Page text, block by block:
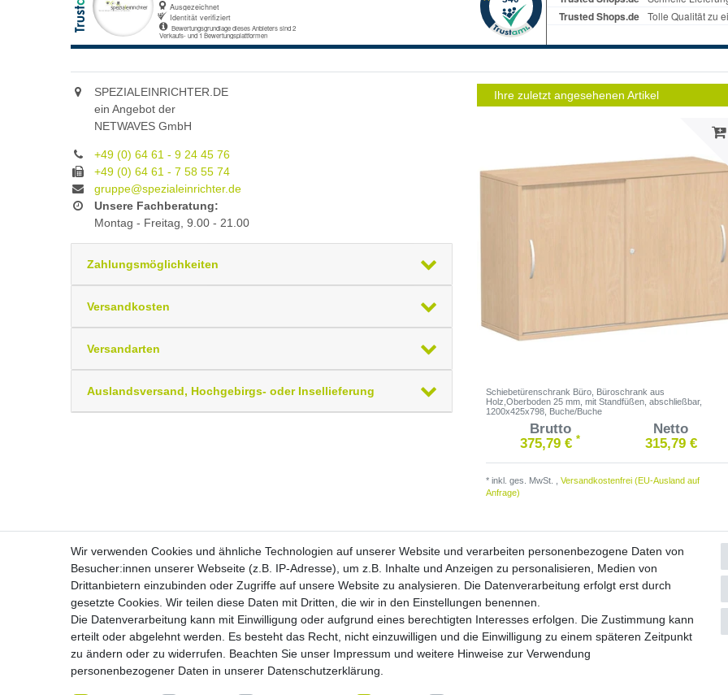
SPEZIALEINRICHTER.DE
ein Angebot der
NETWAVES GmbH
+49 (0) 64 61 - 9 24 45 76
+49 (0) 64 61 - 7 58 55 74
gruppe@spezialeinrichter.de
Unsere Fachberatung:
Montag - Freitag, 9.00 - 21.00
Zahlungsmöglichkeiten
Versandkosten
Versandarten
Auslandsversand, Hochgebirgs- oder Insellieferung
Ihre zuletzt angesehenen Artikel
Schiebetürenschrank Büro, Büroschrank aus
Holz,Oberboden 25 mm, mit Standfüßen, abschließbar,
1200x425x798, Buche/Buche
Brutto
Netto
375,79 €* 315,79 €
*inkl. ges. MwSt. ,Versandkostenfrei (EU-Ausland auf
Anfrage)
Widerrufs­recht Widerrufs­formular Impressum Daten­schutz­erklärung
© Copyright 2026 by NETWAVES GmbH | Alle Rechte vorbehalten.
Wir verwenden Cookies und ähnliche Technologien auf unserer Website und verarbeiten personenbezogene Daten von
Besucher:innen unserer Webseite (z.B. IP-Adresse), um z.B. Inhalte und Anzeigen zu personalisieren, Medien von
Drittanbietern einzubinden oder Zugriffe auf unsere Website zu analysieren. Die Datenverarbeitung erfolgt erst durch
gesetzte Cookies. Wir teilen diese Daten mit Dritten, die wir in den Einstellungen benennen.
Die Datenverarbeitung kann mit Einwilligung oder aufgrund eines berechtigten Interesses erfolgen. Die Zustimmung kann
erteilt oder abgelehnt werden. Es besteht das Recht, nicht einzuwilligen und die Einwilligung zu einem späteren Zeitpunkt
zu ändern oder zu widerrufen. Beachten Sie unser Impressum und weitere Hinweise zur Verwendung
personenbezogener Daten in unserer Daten­schutz­erklärung